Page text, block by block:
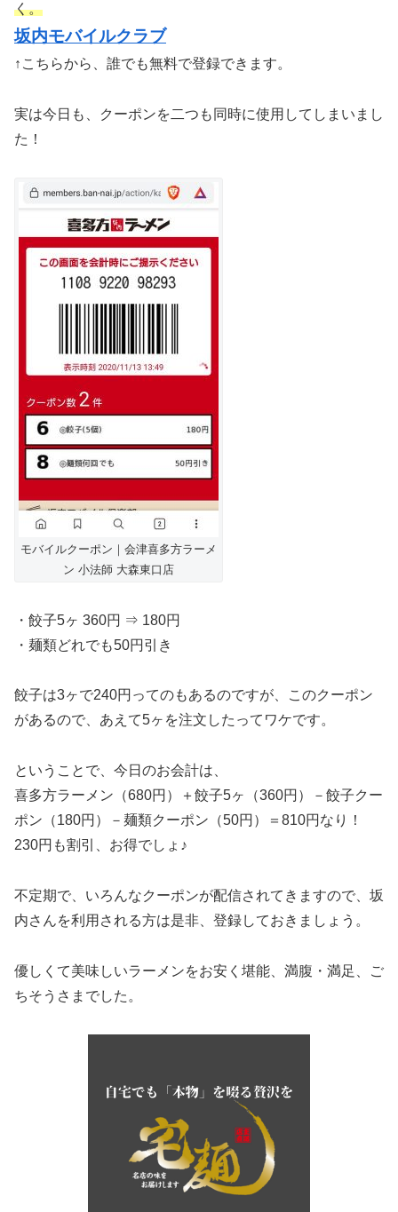
く。
坂内モバイルクラブ
↑こちらから、誰でも無料で登録できます。
実は今日も、クーポンを二つも同時に使用してしまいまし
た！
モバイルクーポン｜会津喜多方ラーメ
ン 小法師 大森東口店
・餃子5ヶ 360円 ⇒ 180円
・麺類どれでも50円引き
餃子は3ヶで240円ってのもあるのですが、このクーポン
があるので、あえて5ヶを注文したってワケです。
ということで、今日のお会計は、
喜多方ラーメン（680円）＋餃子5ヶ（360円）－餃子クー
ポン（180円）－麺類クーポン（50円）＝810円なり！
230円も割引、お得でしょ♪
不定期で、いろんなクーポンが配信されてきますので、坂
内さんを利用される方は是非、登録しておきましょう。
優しくて美味しいラーメンをお安く堪能、満腹・満足、ご
ちそうさまでした。